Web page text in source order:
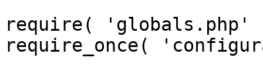
require(
require_once(